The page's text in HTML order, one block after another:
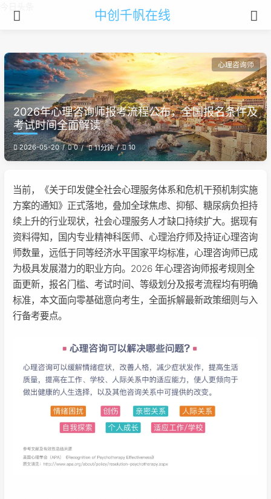
中创千帆在线
心理咨询师
2026年心理咨询师报考流程公布，全国报名条件及
考试时间全面解读
2026-05-20 0 11分钟 10
当前，《关于印发健全社会心理服务体系和危机干预机制实施
方案的通知》正式落地，叠加全球焦虑、抑郁、糖尿病负担持
续上升的行业现状，社会心理服务人才缺口持续扩大。据现有
资料得知，国内专业精神科医师、心理治疗师及持证心理咨询
师数量，远低于同等经济水平国家平均标准，心理咨询师已成
为极具发展潜力的职业方向。2026 年心理咨询师报考规则全
面更新，报名门槛、考试时间、等级划分及报考流程均有明确
标准，本文面向零基础意向考生，全面拆解最新政策细则与入
行备考要点。